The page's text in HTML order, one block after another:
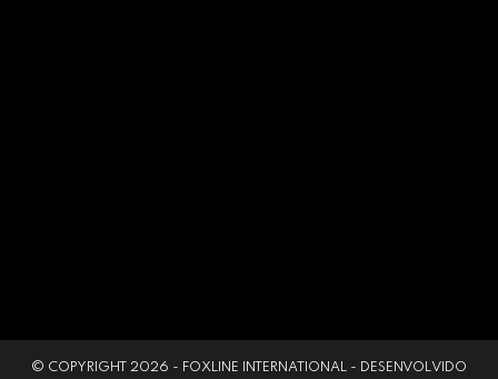
© COPYRIGHT 2026 - FOXLINE INTERNATIONAL - DESENVOLVIDO